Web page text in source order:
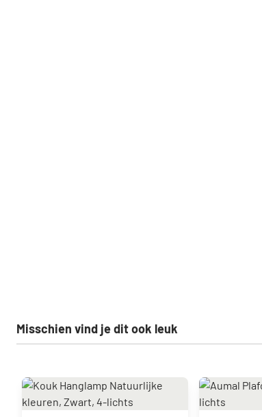
Misschien vind je dit ook leuk